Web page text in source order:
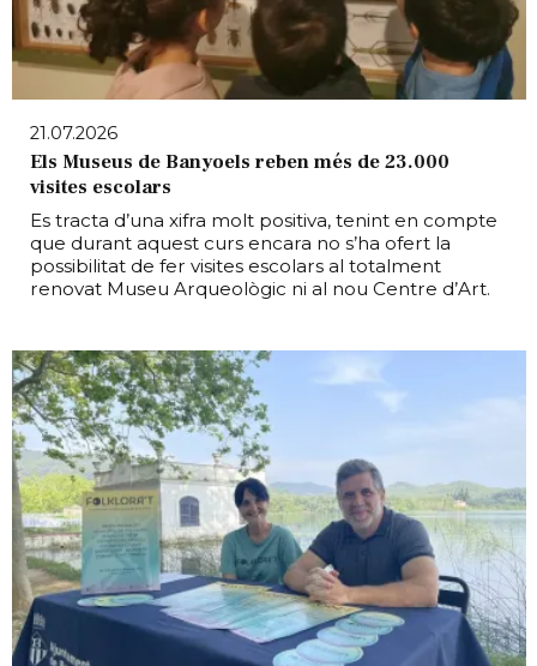
21.07.2026
Els Museus de Banyoels reben més de 23.000
visites escolars
Es tracta d’una xifra molt positiva, tenint en compte
que durant aquest curs encara no s’ha ofert la
possibilitat de fer visites escolars al totalment
renovat Museu Arqueològic ni al nou Centre d’Art.